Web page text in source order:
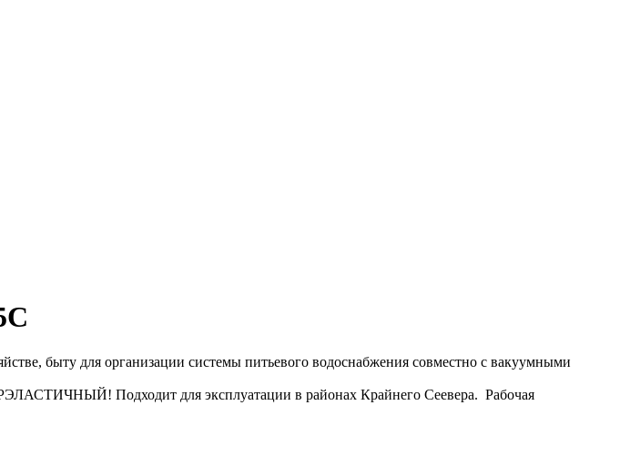
быту для организации системы питьевого водоснабжения совместно с вакуумными
Подходит для эксплуатации в районах Крайнего Сеевера. Рабочая